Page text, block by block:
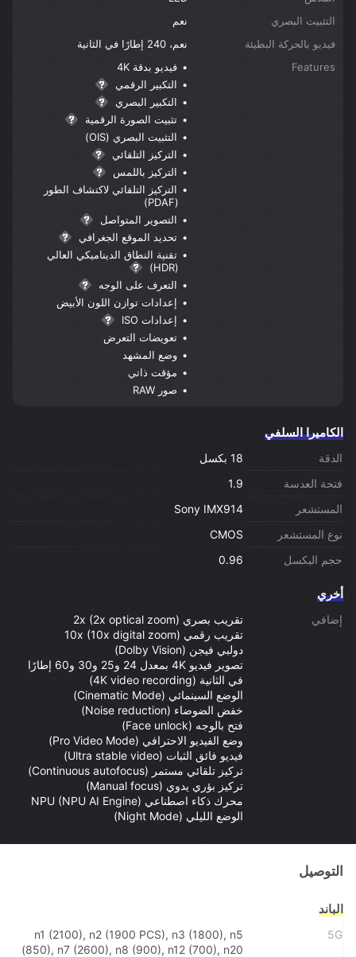
التثبيت البصري
نعم
فيديو بالحركة البطيئة
نعم، 240 إطارًا في الثانية
Features
فيديو بدقة 4K
التكبير الرقمي
التكبير البصري
تثبيت الصورة الرقمية
التثبيت البصري (OIS)
التركيز التلقائي
التركيز باللمس
التركيز التلقائي لاكتشاف الطور
(PDAF)
التصوير المتواصل
تحديد الموقع الجغرافي
تقنية النطاق الديناميكي العالي
(HDR)
التعرف على الوجه
إعدادات توازن اللون الأبيض
إعدادات ISO
تعويضات التعرض
وضع المشهد
مؤقت ذاتي
صور RAW
الكاميرا السلفي
الدقة
18 بكسل
فتحة العدسة
1.9
المستشعر
Sony IMX914
نوع المستشعر
CMOS
حجم البكسل
0.96
أخري
إضافي
تقريب بصري 2x (2x optical zoom)
تقريب رقمي 10x (10x digital zoom)
دولبي فيجن (Dolby Vision)
تصوير فيديو 4K بمعدل 24 و25 و30 و60 إطارًا
في الثانية (4K video recording)
الوضع السينمائي (Cinematic Mode)
خفض الضوضاء (Noise reduction)
فتح بالوجه (Face unlock)
وضع الفيديو الاحترافي (Pro Video Mode)
فيديو فائق الثبات (Ultra stable video)
تركيز تلقائي مستمر (Continuous autofocus)
تركيز بؤري يدوي (Manual focus)
محرك ذكاء اصطناعي NPU (NPU AI Engine)
الوضع الليلي (Night Mode)
التوصيل
الباند
5G
n1 (2100), n2 (1900 PCS), n3 (1800), n5
(850), n7 (2600), n8 (900), n12 (700), n20